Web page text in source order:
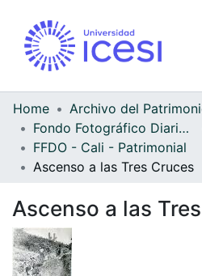
Home
Fondo Fotográfico Diario Occidente
FFDO - Cali - Patrimonial
Ascenso a las Tres Cruces
Ascenso a las